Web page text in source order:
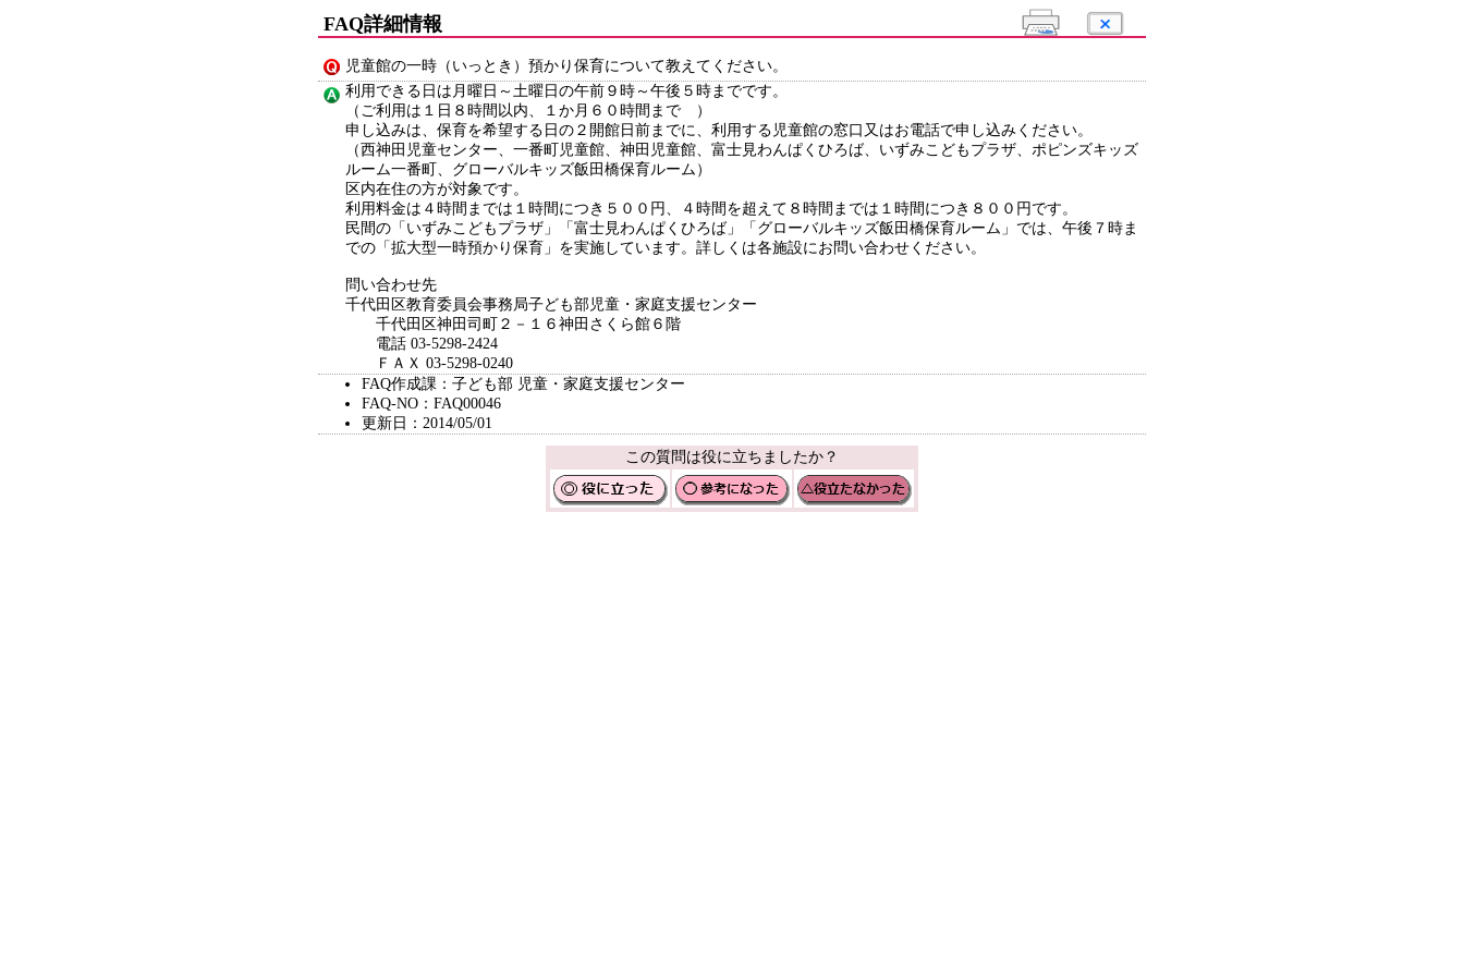
FAQ詳細情報
児童館の一時（いっとき）預かり保育について教えてください。
利用できる日は月曜日～土曜日の午前９時～午後５時までです。
（ご利用は１日８時間以内、１か月６０時間まで ）
申し込みは、保育を希望する日の２開館日前までに、利用する児童館の窓口又はお電話で申し込みください。
（西神田児童センター、一番町児童館、神田児童館、富士見わんぱくひろば、いずみこどもプラザ、ポピンズキッズ
ルーム一番町、グローバルキッズ飯田橋保育ルーム）
区内在住の方が対象です。
利用料金は４時間までは１時間につき５００円、４時間を超えて８時間までは１時間につき８００円です。
民間の「いずみこどもプラザ」「富士見わんぱくひろば」「グローバルキッズ飯田橋保育ルーム」では、午後７時ま
での「拡大型一時預かり保育」を実施しています。詳しくは各施設にお問い合わせください。
問い合わせ先
千代田区教育委員会事務局子ども部児童・家庭支援センター
千代田区神田司町２－１６神田さくら館６階
電話 03-5298-2424
ＦＡＸ 03-5298-0240
FAQ作成課：子ども部 児童・家庭支援センター
FAQ-NO：FAQ00046
更新日：2014/05/01
この質問は役に立ちましたか？